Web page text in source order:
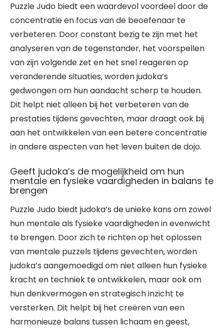
Puzzle Judo biedt een waardevol voordeel door de
concentratie en focus van de beoefenaar te
verbeteren. Door constant bezig te zijn met het
analyseren van de tegenstander, het voorspellen
van zijn volgende zet en het snel reageren op
veranderende situaties, worden judoka’s
gedwongen om hun aandacht scherp te houden.
Dit helpt niet alleen bij het verbeteren van de
prestaties tijdens gevechten, maar draagt ook bij
aan het ontwikkelen van een betere concentratie
in andere aspecten van het leven buiten de dojo.
Geeft judoka’s de mogelijkheid om hun
mentale en fysieke vaardigheden in balans te
brengen
Puzzle Judo biedt judoka’s de unieke kans om zowel
hun mentale als fysieke vaardigheden in evenwicht
te brengen. Door zich te richten op het oplossen
van mentale puzzels tijdens gevechten, worden
judoka’s aangemoedigd om niet alleen hun fysieke
kracht en techniek te ontwikkelen, maar ook om
hun denkvermogen en strategisch inzicht te
versterken. Dit helpt bij het creëren van een
harmonieuze balans tussen lichaam en geest,